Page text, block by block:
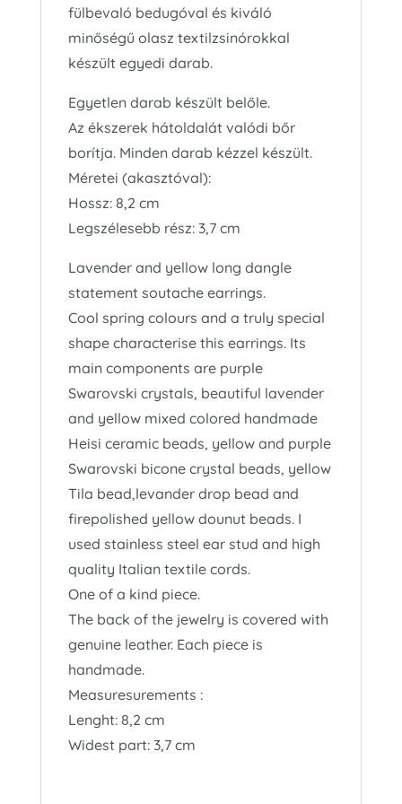
fülbevaló bedugóval és kiváló
minőségű olasz textilzsinórokkal
készült egyedi darab.
Egyetlen darab készült belőle.
Az ékszerek hátoldalát valódi bőr
borítja. Minden darab kézzel készült.
Méretei (akasztóval):
Hossz: 8,2 cm
Legszélesebb rész: 3,7 cm
Lavender and yellow long dangle
statement soutache earrings.
Cool spring colours and a truly special
shape characterise this earrings. Its
main components are purple
Swarovski crystals, beautiful lavender
and yellow mixed colored handmade
Heisi ceramic beads, yellow and purple
Swarovski bicone crystal beads, yellow
Tila bead,levander drop bead and
firepolished yellow dounut beads. I
used stainless steel ear stud and high
quality Italian textile cords.
One of a kind piece.
The back of the jewelry is covered with
genuine leather. Each piece is
handmade.
Measuresurements :
Lenght: 8,2 cm
Widest part: 3,7 cm